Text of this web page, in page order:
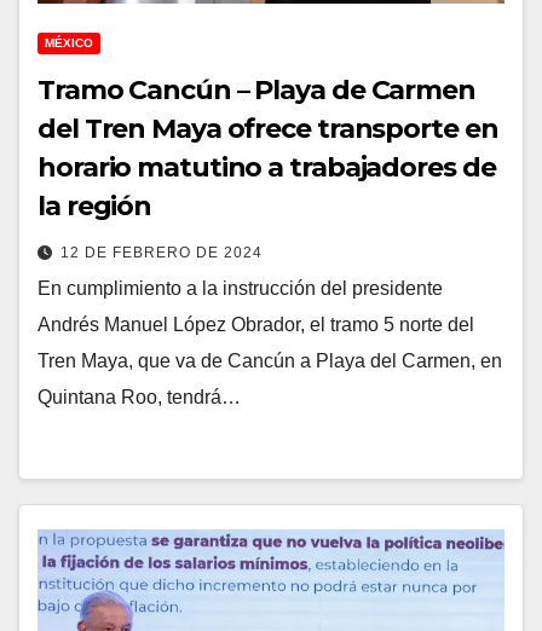
MÉXICO
Tramo Cancún – Playa de Carmen
del Tren Maya ofrece transporte en
horario matutino a trabajadores de
la región
12 DE FEBRERO DE 2024
En cumplimiento a la instrucción del presidente
Andrés Manuel López Obrador, el tramo 5 norte del
Tren Maya, que va de Cancún a Playa del Carmen, en
Quintana Roo, tendrá…